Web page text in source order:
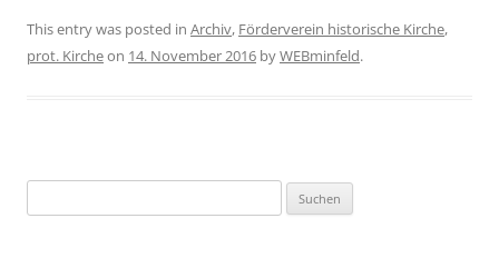
This entry was posted in Archiv, Förderverein historische Kirche,
prot. Kircheon 14. November 2016 byWEBminfeld.
nach: